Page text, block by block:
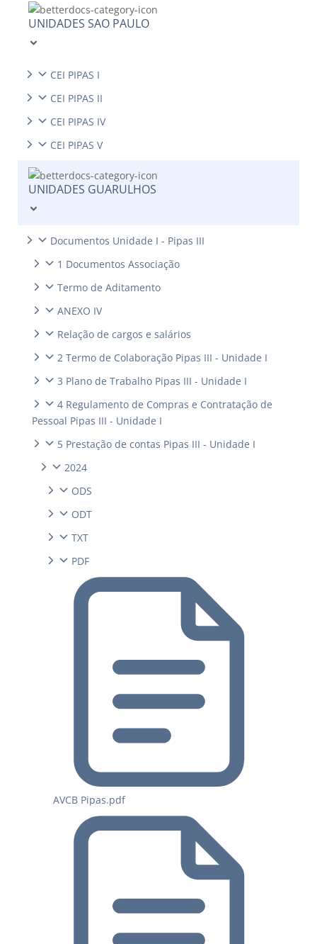
UNIDADES SAO PAULO
CEI PIPAS I
CEI PIPAS II
CEI PIPAS IV
CEI PIPAS V
UNIDADES GUARULHOS
Documentos Unidade I - Pipas III
1 Documentos Associação
Termo de Aditamento
ANEXO IV
Relação de cargos e salários
2 Termo de Colaboração Pipas III - Unidade I
3 Plano de Trabalho Pipas III - Unidade I
4 Regulamento de Compras e Contratação de
Pessoal Pipas III - Unidade I
5 Prestação de contas Pipas III - Unidade I
2024
ODS
ODT
TXT
PDF
AVCB Pipas.pdf